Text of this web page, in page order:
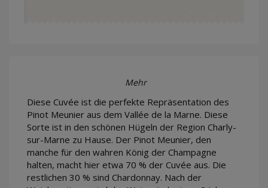
Mehr
Diese Cuvée ist die perfekte Repräsentation des
Pinot Meunier aus dem Vallée de la Marne. Diese
Sorte ist in den schönen Hügeln der Region Charly-
sur-Marne zu Hause. Der Pinot Meunier, den
manche für den wahren König der Champagne
halten, macht hier etwa 70 % der Cuvée aus. Die
restlichen 30 % sind Chardonnay. Nach der